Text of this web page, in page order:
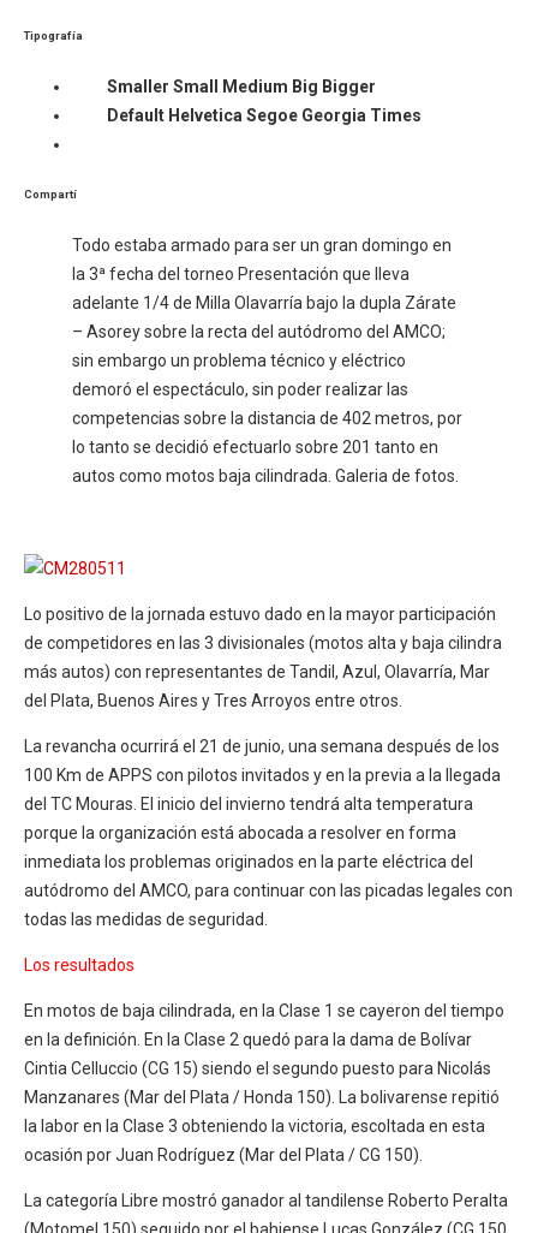
Tipografía
Smaller Small Medium Big Bigger
Default Helvetica Segoe Georgia Times
Compartí
Todo estaba armado para ser un gran domingo en
la 3ª fecha del torneo Presentación que lleva
adelante 1/4 de Milla Olavarría bajo la dupla Zárate
– Asorey sobre la recta del autódromo del AMCO;
sin embargo un problema técnico y eléctrico
demoró el espectáculo, sin poder realizar las
competencias sobre la distancia de 402 metros, por
lo tanto se decidió efectuarlo sobre 201 tanto en
autos como motos baja cilindrada. Galeria de fotos.
Lo positivo de la jornada estuvo dado en la mayor participación
de competidores en las 3 divisionales (motos alta y baja cilindra
más autos) con representantes de Tandil, Azul, Olavarría, Mar
del Plata, Buenos Aires y Tres Arroyos entre otros.
La revancha ocurrirá el 21 de junio, una semana después de los
100 Km de APPS con pilotos invitados y en la previa a la llegada
del TC Mouras. El inicio del invierno tendrá alta temperatura
porque la organización está abocada a resolver en forma
inmediata los problemas originados en la parte eléctrica del
autódromo del AMCO, para continuar con las picadas legales con
todas las medidas de seguridad.
Los resultados
En motos de baja cilindrada, en la Clase 1 se cayeron del tiempo
en la definición. En la Clase 2 quedó para la dama de Bolívar
Cintia Celluccio (CG 15) siendo el segundo puesto para Nicolás
Manzanares (Mar del Plata / Honda 150). La bolivarense repitió
la labor en la Clase 3 obteniendo la victoria, escoltada en esta
ocasión por Juan Rodríguez (Mar del Plata / CG 150).
La categoría Libre mostró ganador al tandilense Roberto Peralta